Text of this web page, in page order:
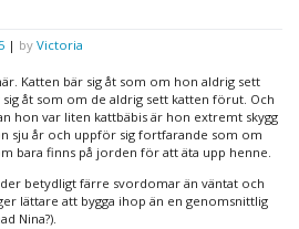
| by Victoria
Katten bär sig åt som om hon aldrig sett
åt som om de aldrig sett katten förut. Och
hon var liten kattbäbis är hon extremt skygg
sju år och uppför sig fortfarande som om
bara finns på jorden för att äta upp henne.
betydligt färre svordomar än väntat och
lättare att bygga ihop än en genomsnittlig
Nina?).